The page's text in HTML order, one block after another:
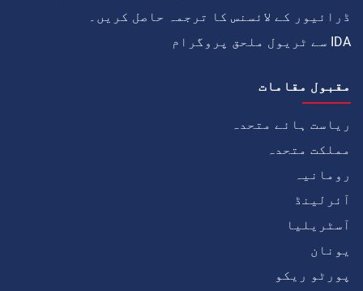
ڈرائیور کے لائسنس کا ترجمہ حاصل کریں۔
IDA سے ٹریول ملحق پروگرام
مقبول مقامات
ریاست ہائے متحدہ
مملکت متحدہ
رومانیہ
آئرلینڈ
آسٹریلیا
یونان
پورٹو ریکو